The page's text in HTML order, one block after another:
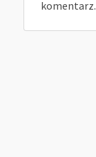
komentarz.